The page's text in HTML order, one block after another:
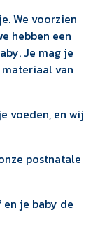
We voorzien
hebben een
Je mag je
van
voeden, en wij
postnatale
je baby de